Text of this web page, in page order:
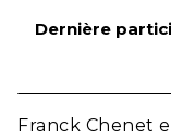
Dernière
Franck Chenet